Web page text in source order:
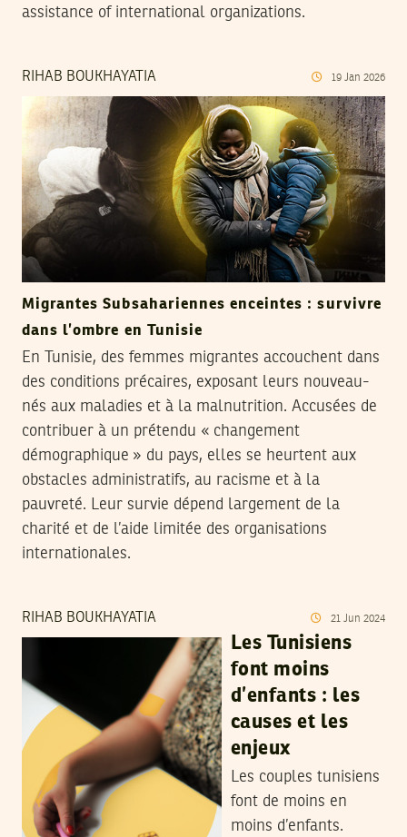
assistance of international organizations.
RIHAB BOUKHAYATIA 19 Jan 2026
Migrantes Subsahariennes enceintes : survivre
dans l’ombre en Tunisie
En Tunisie, des femmes migrantes accouchent dans
des conditions précaires, exposant leurs nouveau-
nés aux maladies et à la malnutrition. Accusées de
contribuer à un prétendu « changement
démographique » du pays, elles se heurtent aux
obstacles administratifs, au racisme et à la
pauvreté. Leur survie dépend largement de la
charité et de l’aide limitée des organisations
internationales.
RIHAB BOUKHAYATIA 21 Jun 2024
Les Tunisiens
font moins
d’enfants : les
causes et les
enjeux
Les couples tunisiens
font de moins en
moins d’enfants.